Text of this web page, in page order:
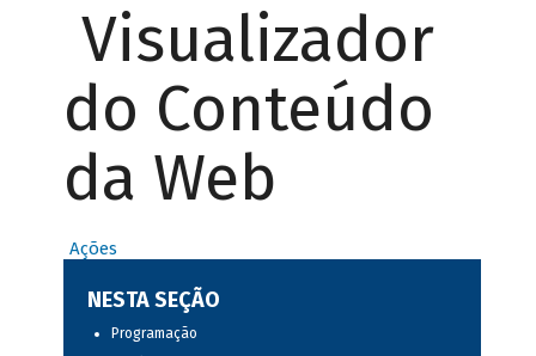
Visualizador
do Conteúdo
da Web
Ações
NESTA SEÇÃO
Programação